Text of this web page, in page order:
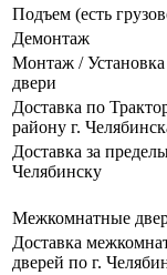
Подъем (есть
Демонтаж
Монтаж /
двери
Доставка по
району г.
Доставка за
Челябинску
Межкомнатные
Доставка
дверей по г.